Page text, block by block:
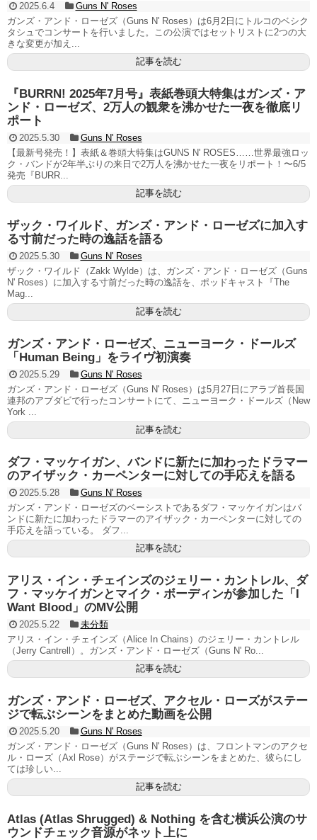
2025.6.4
Guns N' Roses
ガンズ・アンド・ローゼズ（Guns N' Roses）は6月2日にトルコのベシク
タシュでコンサートを行いました。この公演ではセットリストに2つの大
きな変更が加え...
記事を読む
『BURRN! 2025年7月号』表紙巻頭大特集はガンズ・ア
ンド・ローゼズ、2万人の観衆を沸かせた一夜を徹底リ
ポート
2025.5.30
Guns N' Roses
【最新号発売！】表紙＆巻頭大特集はGUNS N' ROSES……世界最強ロッ
ク・バンドが2年半ぶりの来日で2万人を沸かせた一夜をリポート！〜6/5
発売『BURR...
記事を読む
ザック・ワイルド、ガンズ・アンド・ローゼズに加入す
る寸前だった時の逸話を語る
2025.5.30
Guns N' Roses
ザック・ワイルド（Zakk Wylde）は、ガンズ・アンド・ローゼズ（Guns
N' Roses）に加入する寸前だった時の逸話を、ポッドキャスト『The
Mag...
記事を読む
ガンズ・アンド・ローゼズ、ニューヨーク・ドールズ
「Human Being」をライヴ初演奏
2025.5.29
Guns N' Roses
ガンズ・アンド・ローゼズ（Guns N' Roses）は5月27日にアラブ首長国
連邦のアブダビで行ったコンサートにて、ニューヨーク・ドールズ（New
York ...
記事を読む
ダフ・マッケイガン、バンドに新たに加わったドラマー
のアイザック・カーペンターに対しての手応えを語る
2025.5.28
Guns N' Roses
ガンズ・アンド・ローゼズのベーシストであるダフ・マッケイガンはバ
ンドに新たに加わったドラマーのアイザック・カーペンターに対しての
手応えを語っている。 ダフ...
記事を読む
アリス・イン・チェインズのジェリー・カントレル、ダ
フ・マッケイガンとマイク・ボーディンが参加した「I
Want Blood」のMV公開
2025.5.22
未分類
アリス・イン・チェインズ（Alice In Chains）のジェリー・カントレル
（Jerry Cantrell）。ガンズ・アンド・ローゼズ（Guns N' Ro...
記事を読む
ガンズ・アンド・ローゼズ、アクセル・ローズがステー
ジで転ぶシーンをまとめた動画を公開
2025.5.20
Guns N' Roses
ガンズ・アンド・ローゼズ（Guns N' Roses）は、フロントマンのアクセ
ル・ローズ（Axl Rose）がステージで転ぶシーンをまとめた、彼らにし
ては珍しい...
記事を読む
Atlas (Atlas Shrugged) & Nothing を含む横浜公演のサ
ウンドチェック音源がネット上に